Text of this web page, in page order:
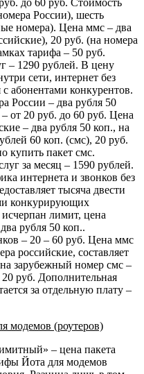
России), шесть
номера). Цена ммс – два
20 руб. (на номера
тарифа – 50 руб.
– 1290 рублей. В цену
сети, интернет без
абонентами конкурентов.
России – два рубля 50
от 20 руб. до 60 руб. Цена
– два рубля 50 коп., на
60 коп. (смс), 20 руб.
купить пакет смс.
за месяц – 1590 рублей.
интернета и звонков без
тысяча двести
конкурирующих
лимит, цена
рубля 50 коп..
– 20 – 60 руб. Цена ммс
российские, составляет
зарубежный номер смс –
руб. Дополнительная
за отдельную плату –
модемов (роутеров)
» – цена пакета
Йота для модемов